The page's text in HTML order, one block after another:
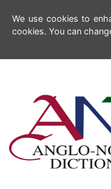
We use cookies to
cookies. You can